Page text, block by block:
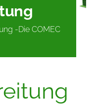
-Die COMEC